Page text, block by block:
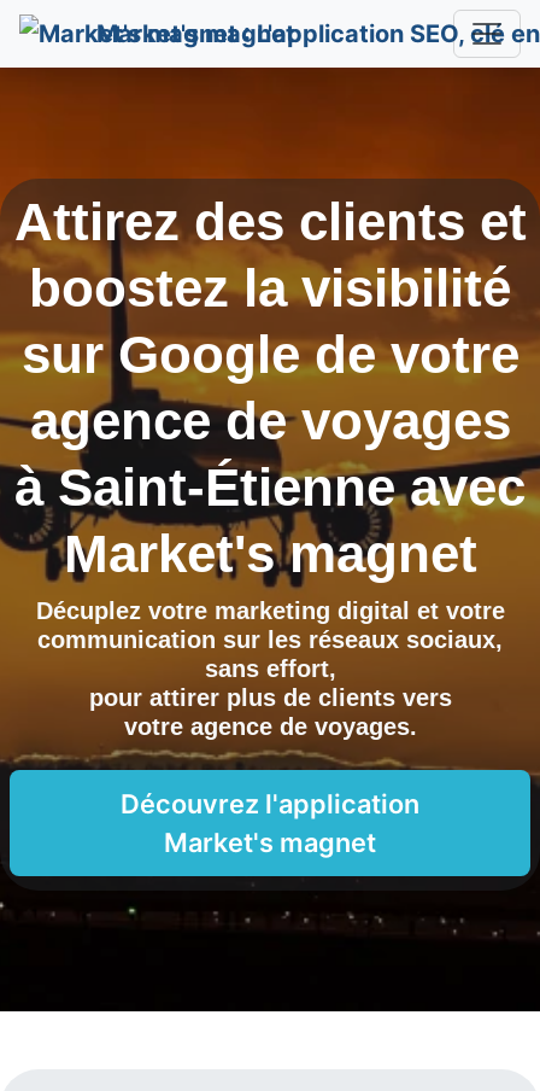
Market's magnet
Attirez des clients et
boostez la visibilité
sur Google de votre
agence de voyages
àSaint-Étienneavec
Market's magnet
Décuplez votre marketing digital et votre
communication sur les réseaux sociaux,
sans effort,
pour attirer plus de clients vers
votre agence de voyages.
Découvrez l'application
Market's magnet